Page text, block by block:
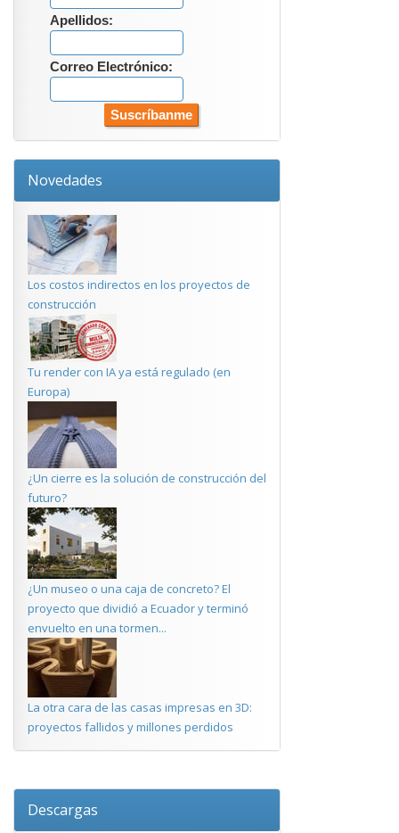
Apellidos:
Correo Electrónico:
Novedades
Los costos indirectos en los proyectos de
construcción
Tu render con IA ya está regulado (en
Europa)
¿Un cierre es la solución de construcción del
futuro?
¿Un museo o una caja de concreto? El
proyecto que dividió a Ecuador y terminó
envuelto en una tormen...
La otra cara de las casas impresas en 3D:
proyectos fallidos y millones perdidos
Descargas